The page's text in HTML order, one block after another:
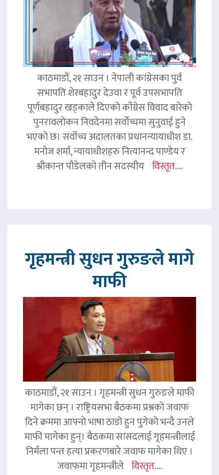
काठमाडौं, २१ साउन । नेपाली कांग्रेसका पुर्व
सभापति शेरबहादुर देउवा र पूर्व उपसभापति
पूर्णबहादुर खड्काले दिएको काँग्रेस विवाद बारेको
पुनरावलोकन निवदेनमा सर्वोच्चमा सुनुवाई हुने
भएको छ। सर्वोच्च अदालतका प्रधानन्यायाधीश डा.
मनोज शर्मा, न्यायाधीशहरु नित्यानन्द पाण्डेय र
श्रीकान्त पौडेलको तीन सदस्यीय विस्तृत....
गृहमन्त्री सुधन गुरुङले मागे
माफी
काठमाडौं, २१ साउन । गृहमन्त्री सुधन गुरुङले माफी
मागेका छन् । राष्ट्रियसभा बैठकमा प्रश्नको जवाफ
दिने क्रममा आफ्नो भाषा ठाडो हुन पुगेको भन्दै उनले
माफी मागेका हुन्। बैठकमा सांसदलाई गृहमन्त्रीलाई
निर्मला पन्त हत्या प्रकरणबारे जवाफ मागेका थिए ।
जवाफमा गृहमन्त्रीले विस्तृत....